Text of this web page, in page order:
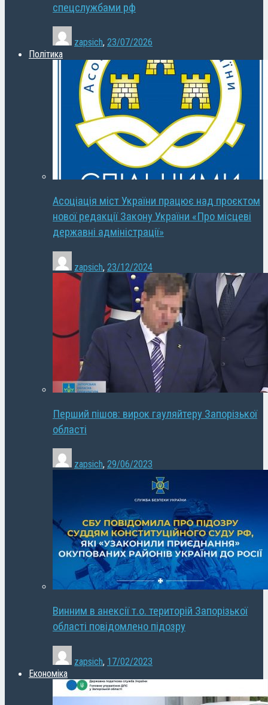
спецслужбами рф
zapsich, 23/07/2026
Політика
Асоціація міст України працює над проєктом
нової редакції Закону України «Про місцеві
державні адміністрації»
zapsich, 23/12/2024
Перший пішов: вирок гауляйтеру Запорізької
області
zapsich, 29/06/2023
Винним в анексії т.о. територій Запорізької
області повідомлено підозру
zapsich, 17/02/2023
Економіка